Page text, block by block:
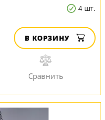
4 шт.
В КОРЗИНУ